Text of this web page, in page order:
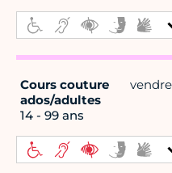
Cours couture
ados/adultes
14 - 99 ans